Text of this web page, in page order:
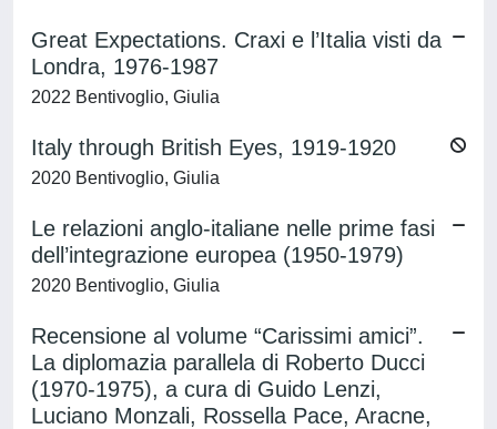
Great Expectations. Craxi e l’Italia visti da
Londra, 1976-1987
2022 Bentivoglio, Giulia
Italy through British Eyes, 1919-1920
2020 Bentivoglio, Giulia
Le relazioni anglo-italiane nelle prime fasi
dell’integrazione europea (1950-1979)
2020 Bentivoglio, Giulia
Recensione al volume “Carissimi amici”.
La diplomazia parallela di Roberto Ducci
(1970-1975), a cura di Guido Lenzi,
Luciano Monzali, Rossella Pace, Aracne,